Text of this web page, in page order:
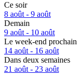
Ce soir
8 août - 9 août
Demain
9 août - 10 août
Le week-end prochain
14 août - 16 août
Dans deux semaines
21 août - 23 août